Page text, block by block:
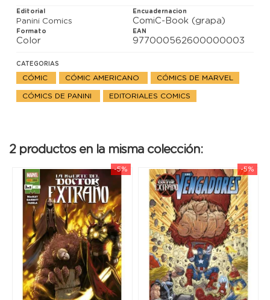
Editorial
Panini Comics
Encuadernacion
ComiC-Book (grapa)
Formato
Color
EAN
977000562600000003
CATEGORIAS
CÓMIC CÓMIC AMERICANO CÓMICS DE MARVEL
CÓMICS DE PANINI EDITORIALES COMICS
2 productos en la misma colección:
-5% -5%